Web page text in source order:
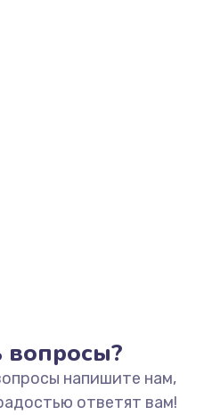
питания
руб.
вопросы?
напишите нам,
ответят вам!